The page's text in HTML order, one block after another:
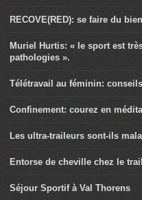
RECOVE(RED): se faire du
Muriel Hurtis: « le sport est
pathologies ».
Télétravail au féminin:
Confinement: courez en
Les ultra-traileurs sont-ils
Entorse de cheville chez le
Séjour Sportif à Val Thorens